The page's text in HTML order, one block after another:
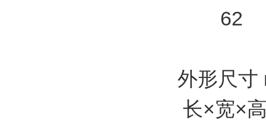
62
外形尺寸
长×宽×